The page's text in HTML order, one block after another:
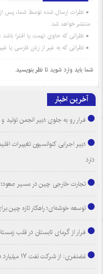
نظرات ارسال شده توسط شما، پس
منتشر خواهد شد.
نظراتی که حاوی تهمت یا افترا
نظراتی که به غیر از زبان فارسی یا
شما باید وارد شوید تا نظر بنویسید.
آخرین اخبار
فرار رو به جلوی دبیر انجمن
دبیر اجرایی کنوانسیون تغییرات
دارد
تجارت خارجی چین در مسیر صعود؛
توسعه خوشه‌ای؛ راهکار تازه چین
فرار از گرمای تابستان در قلب
غضنفری: از شرکت نفت ۱۷ میلیارد دلار طلب داریم